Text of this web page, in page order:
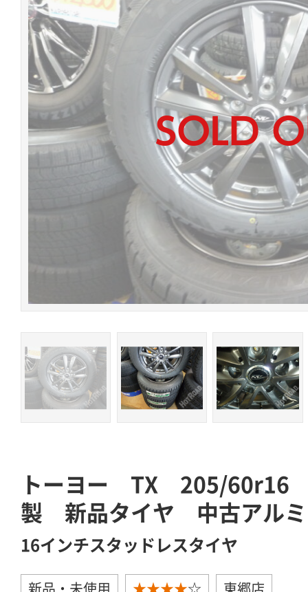
トーヨー TX 205/60r16
製 新品タイヤ 中古アルミ
16インチスタッドレスタイヤ
新品・未使用 ★★★★☆ 東郷店